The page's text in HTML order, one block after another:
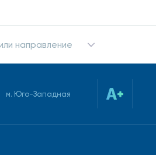
направление
м. Юго-Западная